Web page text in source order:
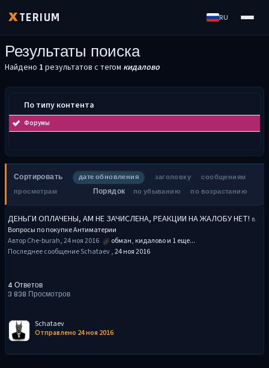
XTERIUM RU
Результаты поиска
Найдено 1 результатов с тегом кидалово
По типу контента
Форумы
Сортировать дате обновления заголовку
сообщениям
просмотрам
Порядок по убыванию по возрастанию
ДЕНЬГИ ОПЛАЧЕНЫ, АМ НЕ ЗАЧИСЛЕНА, РЕАКЦИИ НА ЖАЛОБУ НЕТ! в
Вопросы по покупке Антиматерии
Автор Che-burah, 24 ноя 2016
обман, кидаловои 1 еще...
Последнее сообщение Schataev ,24 ноя 2016
4 Ответов
3 838 Просмотров
Schataev
Отправлено 24 ноя 2016